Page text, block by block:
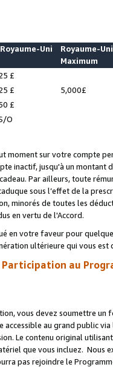
Royaume-Uni
Royaume-Uni
Maximum
£
£
5,000£
£
O
moment sur votre compte
inactif, jusqu'à un montant
Par ailleurs, toute
sous l’effet de la
minorés de toutes les
en vertu de l'Accord.
en votre faveur pour
ultérieure qui vous est
Participation au
vous devez soumettre
accessible au grand public
Le contenu original
que vous incluez. Nous
pas rejoindre le